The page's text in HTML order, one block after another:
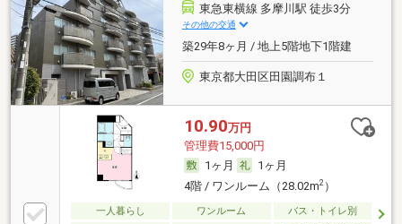
東急東横線 多摩川駅 徒歩3分
その他の交通
築29年8ヶ月 / 地上5階地下1階建
東京都大田区田園調布１
10.90万円
管理費15,000円
1ヶ月
1ヶ月
4階 / ワンルーム（28.02m2）
一人暮らし ワンルーム バス・トイレ別